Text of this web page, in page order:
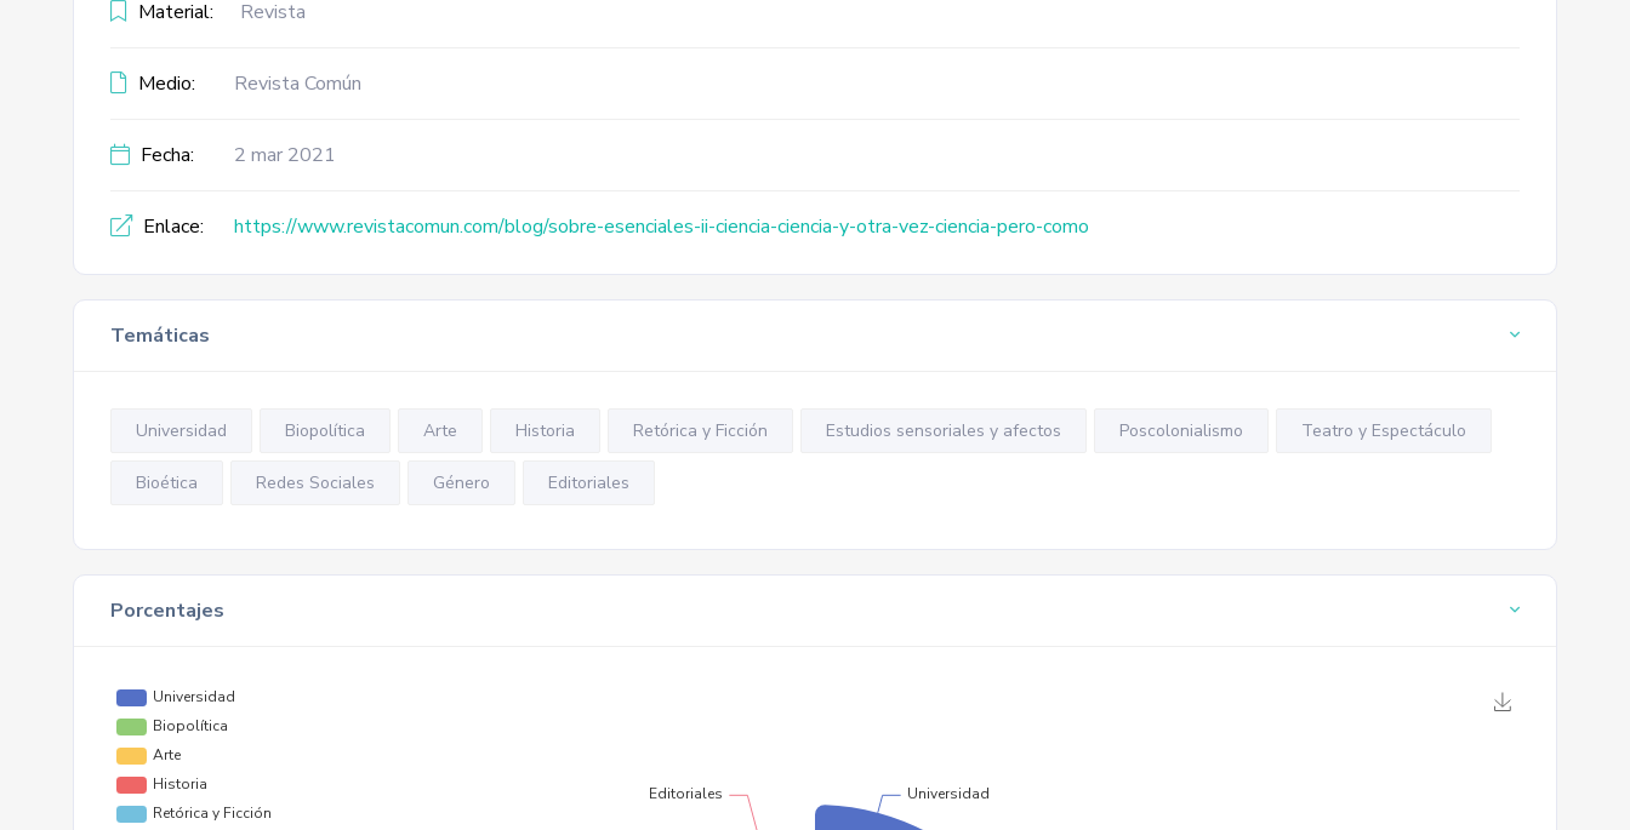
Material: Revista
Medio: Revista Común
Fecha: 2 mar 2021
Enlace: https://www.revistacomun.com/blog/sobre-esenciales-ii-ciencia-ciencia-y-otra-vez-ciencia-pero-como
Temáticas
Universidad Biopolítica Arte Historia Retórica y Ficción Estudios sensoriales y afectos Poscolonialismo Teatro y Espectáculo
Bioética Redes Sociales Género Editoriales
Porcentajes